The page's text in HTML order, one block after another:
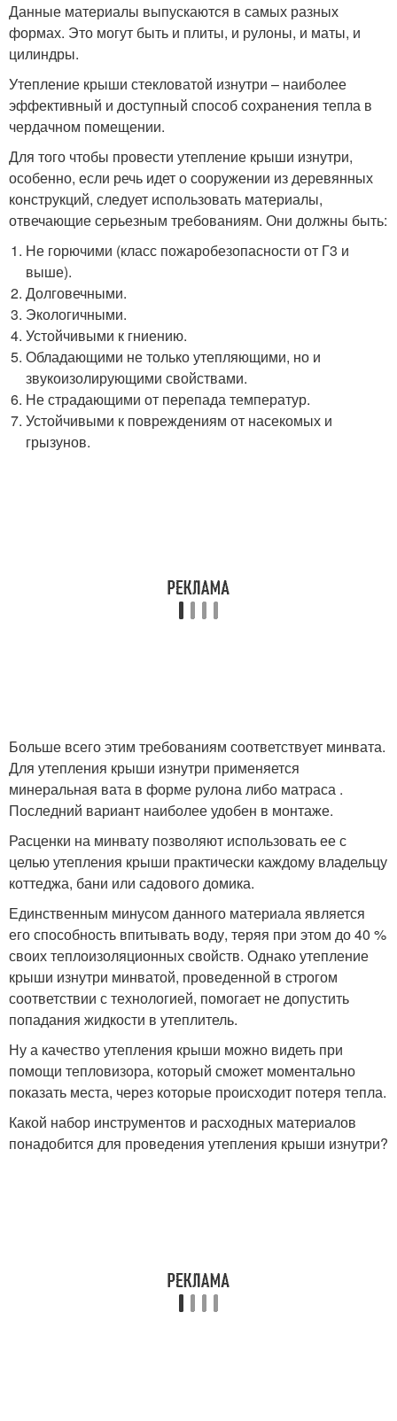
Данные материалы выпускаются в самых разных
формах. Это могут быть и плиты, и рулоны, и маты, и
цилиндры.
Утепление крыши стекловатой изнутри – наиболее
эффективный и доступный способ сохранения тепла в
чердачном помещении.
Для того чтобы провести утепление крыши изнутри,
особенно, если речь идет о сооружении из деревянных
конструкций, следует использовать материалы,
отвечающие серьезным требованиям. Они должны быть:
Не горючими (класс пожаробезопасности от Г3 и
выше).
Долговечными.
Экологичными.
Устойчивыми к гниению.
Обладающими не только утепляющими, но и
звукоизолирующими свойствами.
Не страдающими от перепада температур.
Устойчивыми к повреждениям от насекомых и
грызунов.
Больше всего этим требованиям соответствует минвата.
Для утепления крыши изнутри применяется
минеральная вата в форме рулона либо матраса .
Последний вариант наиболее удобен в монтаже.
Расценки на минвату позволяют использовать ее с
целью утепления крыши практически каждому владельцу
коттеджа, бани или садового домика.
Единственным минусом данного материала является
его способность впитывать воду, теряя при этом до 40 %
своих теплоизоляционных свойств. Однако утепление
крыши изнутри минватой, проведенной в строгом
соответствии с технологией, помогает не допустить
попадания жидкости в утеплитель.
Ну а качество утепления крыши можно видеть при
помощи тепловизора, который сможет моментально
показать места, через которые происходит потеря тепла.
Какой набор инструментов и расходных материалов
понадобится для проведения утепления крыши изнутри?